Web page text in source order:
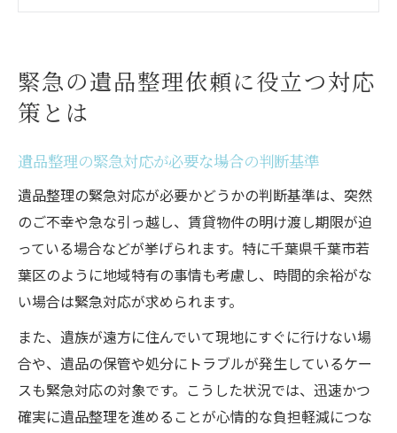
千葉市若葉区で遺品整理を急ぐ時の安心基準
遺品整理を安心して任せられる業者の特徴
遺品整理士が在籍する業者の信頼性につい
遺品整理の口コミや実績を比較する重要性
遺品整理でトラブルを防ぐための確認事項
遺品整理の立ち会い不要サービスの魅力
遺品整理を今すぐ依頼する時の流れ
遺品整理の緊急依頼から作業完了までの流
れ
遺品整理の見積もり依頼時のチェックポイ
ント
緊急の遺品整理依頼に役立つ対応
策とは
遺品整理の緊急対応が必要な場合の判断基準
遺品整理の緊急対応が必要かどうかの判断基準は、突然
のご不幸や急な引っ越し、賃貸物件の明け渡し期限が迫
っている場合などが挙げられます。特に千葉県千葉市若
葉区のように地域特有の事情も考慮し、時間的余裕がな
い場合は緊急対応が求められます。
また、遺族が遠方に住んでいて現地にすぐに行けない場
合や、遺品の保管や処分にトラブルが発生しているケー
スも緊急対応の対象です。こうした状況では、迅速かつ
確実に遺品整理を進めることが心情的な負担軽減につな